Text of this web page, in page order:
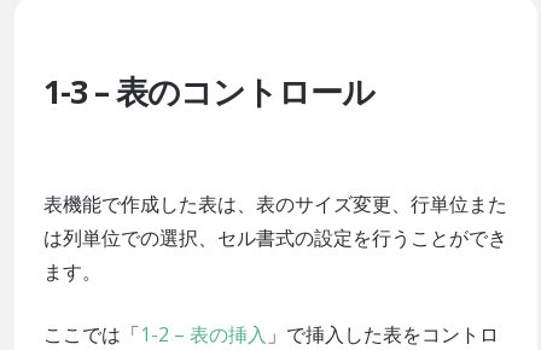
1-3 – 表のコントロール
表機能で作成した表は、表のサイズ変更、行単位また
は列単位での選択、セル書式の設定を行うことができ
ます。
ここでは「1-2 – 表の挿入」で挿入した表をコントロ